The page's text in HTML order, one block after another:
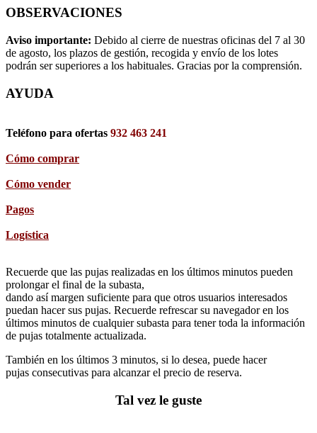
OBSERVACIONES
Aviso importante: Debido al cierre de nuestras oficinas del 7 al 30
de agosto, los plazos de gestión, recogida y envío de los lotes
podrán ser superiores a los habituales. Gracias por la comprensión.
AYUDA
Teléfono para ofertas 932 463 241
Cómo comprar
Cómo vender
Pagos
Logística
Recuerde que las pujas realizadas en los últimos minutos pueden
prolongar el final de la subasta,
dando así margen suficiente para que otros usuarios interesados
puedan hacer sus pujas. Recuerde refrescar su navegador en los
últimos minutos de cualquier subasta para tener toda la información
de pujas totalmente actualizada.
También en los últimos 3 minutos, si lo desea, puede hacer
pujas consecutivas para alcanzar el precio de reserva.
Tal vez le guste